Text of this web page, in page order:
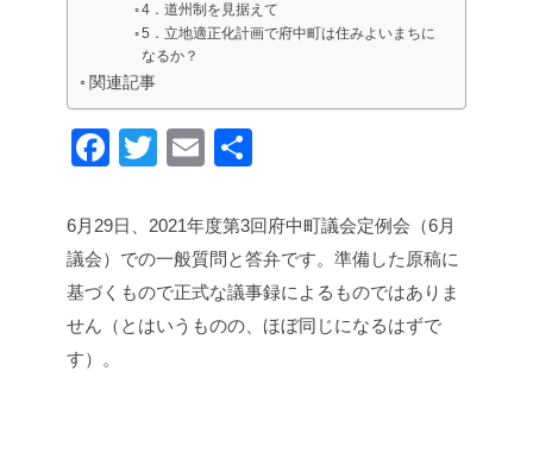
4．道州制を見据えて
5．立地適正化計画で府中町は住みよいまちに
なるか？
関連記事
F
c
e
b
o
T
tt
er
E
ail
6月29日、2021年度第3回府中町議会定例会（6月
議会）での一般質問と答弁です。準備した原稿に
基づくもので正式な議事録によるものではありま
せん（とはいうものの、ほぼ同じになるはずで
す）。